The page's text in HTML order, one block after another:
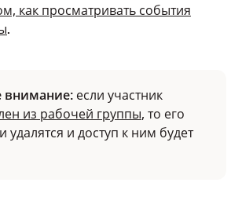
как просматривать события
.
внимание: если участник
из рабочей группы, то его
удалятся и доступ к ним будет